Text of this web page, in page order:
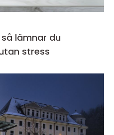
lämnar du
stress